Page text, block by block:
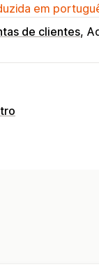
em
de clientes